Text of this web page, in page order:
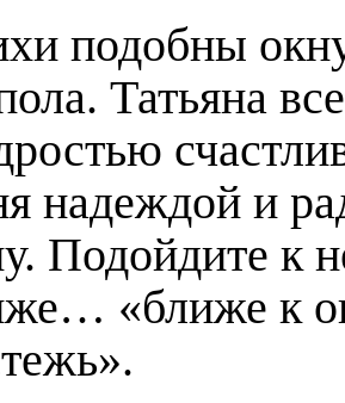
подобны
Татьяна
надеждой и
Подойдите к
«ближе к